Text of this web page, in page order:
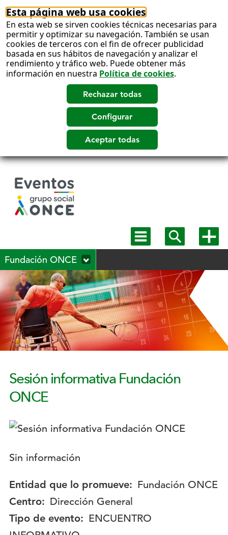
Esta página web usa cookies
En esta web se sirven cookies técnicas necesarias para
permitir y optimizar su navegación. También se usan
cookies de terceros con el fin de ofrecer publicidad
basada en sus hábitos de navegación y analizar el
rendimiento y tráfico web. Puede obtener más
información en nuestra Política de cookies.
Mostrar
menú
Mostrar
buscadormás
Fundación ONCE
Sesión informativa Fundación
ONCE
Logotipo:
Descripción:
Sin información
Entidad que lo promueve: Fundación ONCE
Centro: Dirección General
Tipo de evento: ENCUENTRO